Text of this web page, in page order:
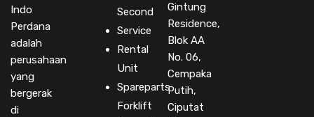
Indo
Perdana
adalah
perusahaan
yang
bergerak
di
Second
Service
Rental
Unit
Spareparts
Forklift
Gintung
Residence,
Blok AA
No. 06,
Cempaka
Putih,
Ciputat